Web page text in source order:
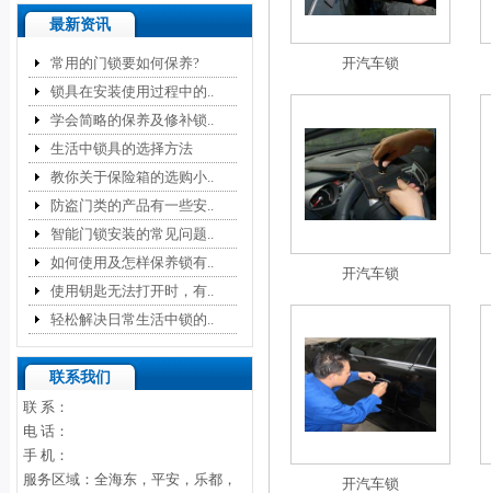
最新资讯
常用的门锁要如何保养?
锁具在安装使用过程中的..
学会简略的保养及修补锁..
生活中锁具的选择方法
教你关于保险箱的选购小..
防盗门类的产品有一些安..
智能门锁安装的常见问题..
如何使用及怎样保养锁有..
使用钥匙无法打开时，有..
轻松解决日常生活中锁的..
联系我们
联 系：
电 话：
手 机：
服务区域：全海东，平安，乐都，
开汽车锁
开汽车锁
开汽车锁